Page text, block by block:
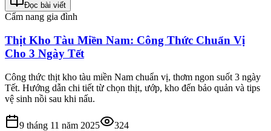
Đọc bài viết
Cẩm nang gia đình
Thịt Kho Tàu Miền Nam: Công Thức Chuẩn Vị
Cho 3 Ngày Tết
Công thức thịt kho tàu miền Nam chuẩn vị, thơm ngon suốt 3 ngày
Tết. Hướng dẫn chi tiết từ chọn thịt, ướp, kho đến bảo quản và tips
vệ sinh nồi sau khi nấu.
9 tháng 11 năm 2025 324